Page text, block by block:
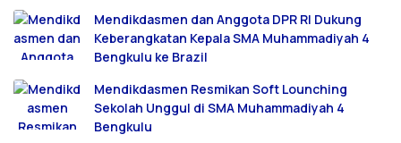
Mendikdasmen dan Anggota DPR RI Dukung
Keberangkatan Kepala SMA Muhammadiyah 4
Bengkulu ke Brazil
Mendikdasmen Resmikan Soft Lounching
Sekolah Unggul di SMA Muhammadiyah 4
Bengkulu